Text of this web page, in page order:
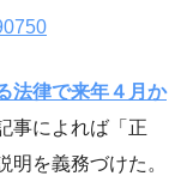
法律で来年４月か
事によれば「正
を義務づけた。